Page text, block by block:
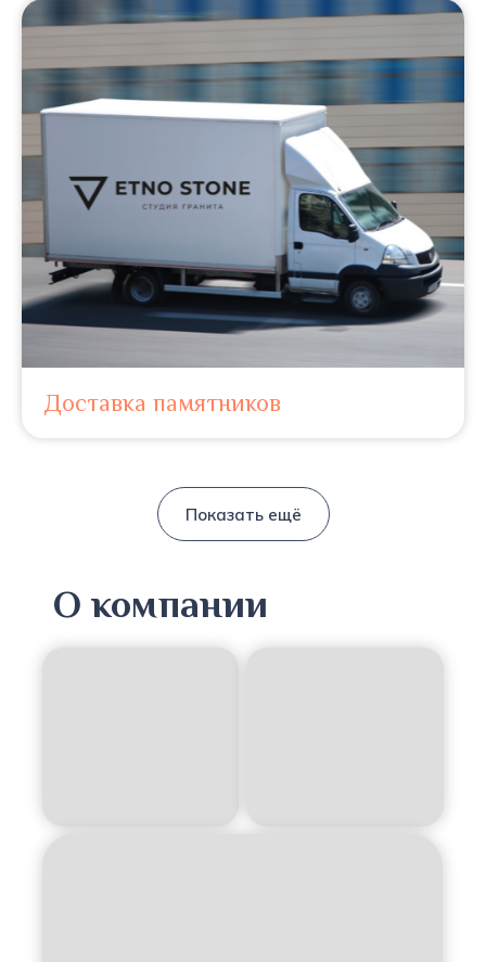
Доставка памятников
Показать ещё
О компании